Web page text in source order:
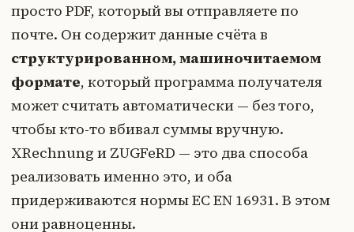
просто PDF, который вы отправляете по
почте. Он содержит данные счёта в
структурированном, машиночитаемом
формате, который программа получателя
может считать автоматически — без того,
чтобы кто-то вбивал суммы вручную.
XRechnung и ZUGFeRD — это два способа
реализовать именно это, и оба
придерживаются нормы ЕС EN 16931. В этом
они равноценны.